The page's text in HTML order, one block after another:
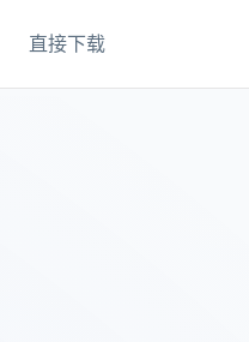
直接下载